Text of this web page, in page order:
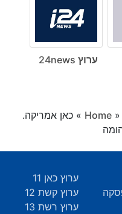
ערוץ 24news
Home »
» כאן אמריקה.
ערוץ כאן 11
ערוץ קשת 12
ערוץ רשת 13